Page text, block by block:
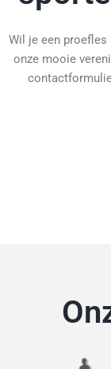
Wil je een proefles
onze mooie